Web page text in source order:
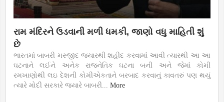
રામ મંદિરને ઉડવાની મળી ધમકી, જાણો વધુ માહિતી શું
છે
ભારતમાં બાબરી મસ્જીદ જયારથી શહીદ કરવામાં આવી ત્યારથી આ આ
ઘટનાને લઈને અનેક રાજનેતિક ઘટના બની અને જેમાં કોમી
રમખાણોથી લઇ દેશની કોમીએકતાને બરબાદ કરવાનું કાવતરું પણ થયું
ત્યારે મોદી સરકારે જયારે બાબરી... More